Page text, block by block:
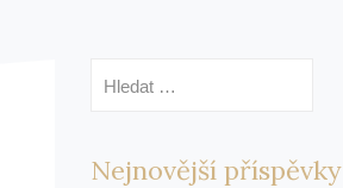
Nejnovější příspěvky